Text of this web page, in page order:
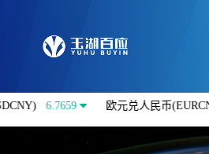
6.7659 欧元兑人民币(EURCNY)